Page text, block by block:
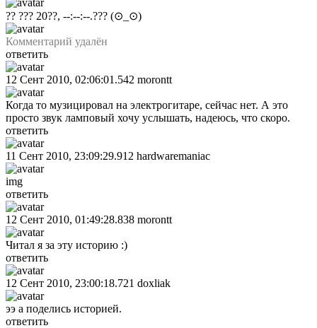
?? ??? 20??, --:--:--.??? (⊙_⊙)
Комментарий удалён
ответить
12 Сент 2010, 02:06:01.542 morontt
Когда то музицировал на электрогитаре, сейчас нет. А это
просто звук ламповый хочу услышать, надеюсь, что скоро.
ответить
11 Сент 2010, 23:09:29.912 hardwaremaniac
img
ответить
12 Сент 2010, 01:49:28.838 morontt
Читал я за эту историю :)
ответить
12 Сент 2010, 23:00:18.721 doxliak
ээ а поделись историей.
ответить